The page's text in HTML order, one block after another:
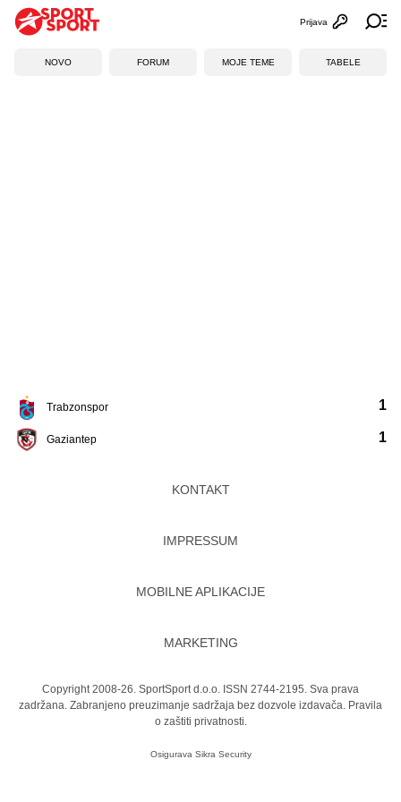
Otvori
Prijava
NOVO FORUM MOJE TEME TABELE
Trabzonspor
Gaziantep
1
1
KONTAKT
IMPRESSUM
MOBILNE APLIKACIJE
MARKETING
Copyright 2008-26. SportSport d.o.o. ISSN 2744-2195. Sva prava
zadržana. Zabranjeno preuzimanje sadržaja bez dozvole izdavača. Pravila
o zaštiti privatnosti.
Osigurava Sikra Security